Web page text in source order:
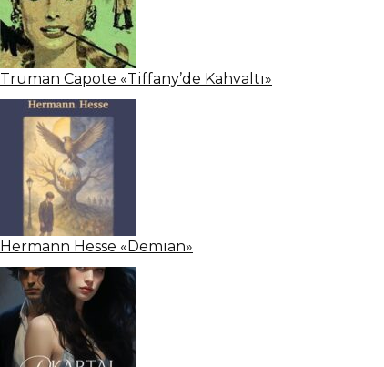
Truman Capote «Tiffany’de Kahvaltı»
Hermann Hesse «Demian»